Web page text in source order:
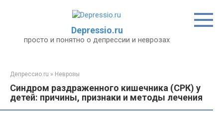
Depressio.ru
просто и понятно о депрессии и неврозах
Депрессио.ru » Неврозы
Синдром раздраженного кишечника (СРК) у
детей: причины, признаки и методы лечения